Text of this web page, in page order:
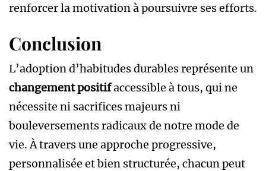
renforcer la motivation à poursuivre ses efforts.
Conclusion
L’adoption d’habitudes durables représente un
changement positifaccessible à tous, qui ne
nécessite ni sacrifices majeurs ni
bouleversements radicaux de notre mode de
vie. À travers une approche progressive,
personnalisée et bien structurée, chacun peut